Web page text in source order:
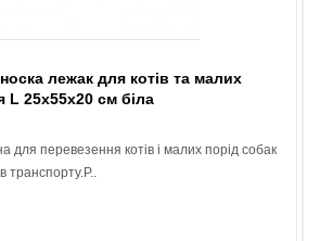
лежак для котів та малих
L 25х55х20 см біла
для перевезення котів і малих порід собак
транспорту.Р..